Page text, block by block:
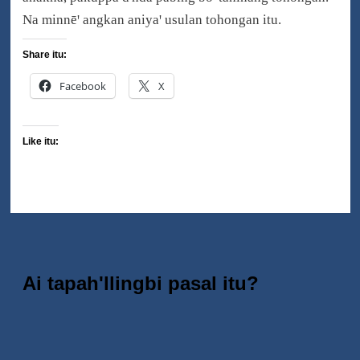
Na minnēꞌ angkan aniyaꞌ usulan tohongan itu.
Share itu:
Facebook X
Like itu:
Ai tapah'llingbi pasal itu?